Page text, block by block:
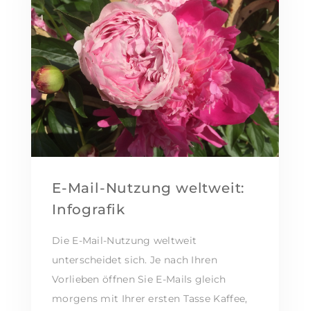
E-Mail-Nutzung weltweit:
Infografik
Die E-Mail-Nutzung weltweit
unterscheidet sich. Je nach Ihren
Vorlieben öffnen Sie E-Mails gleich
morgens mit Ihrer ersten Tasse Kaffee,